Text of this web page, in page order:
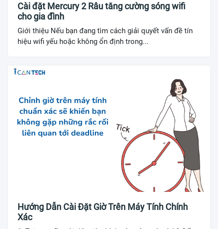
Cài đặt Mercury 2 Râu tăng cường sóng wifi
cho gia đình
Giới thiệu Nếu bạn đang tìm cách giải quyết vấn đề tín
hiệu wifi yếu hoặc không ổn định trong...
Hướng Dẫn Cài Đặt Giờ Trên Máy Tính Chính
Xác